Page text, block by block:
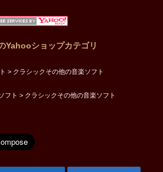
Yahooショップカテゴリ
> クラシックその他の音楽ソフト
フト > クラシックその他の音楽ソフト